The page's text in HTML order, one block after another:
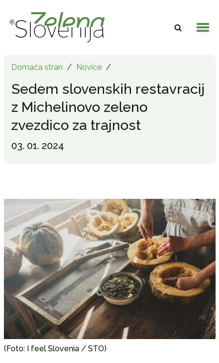
Domača stran / Novice /
Sedem slovenskih restavracij
z Michelinovo zeleno
zvezdico za trajnost
03. 01. 2024
(Foto: I feel Slovenia / STO)